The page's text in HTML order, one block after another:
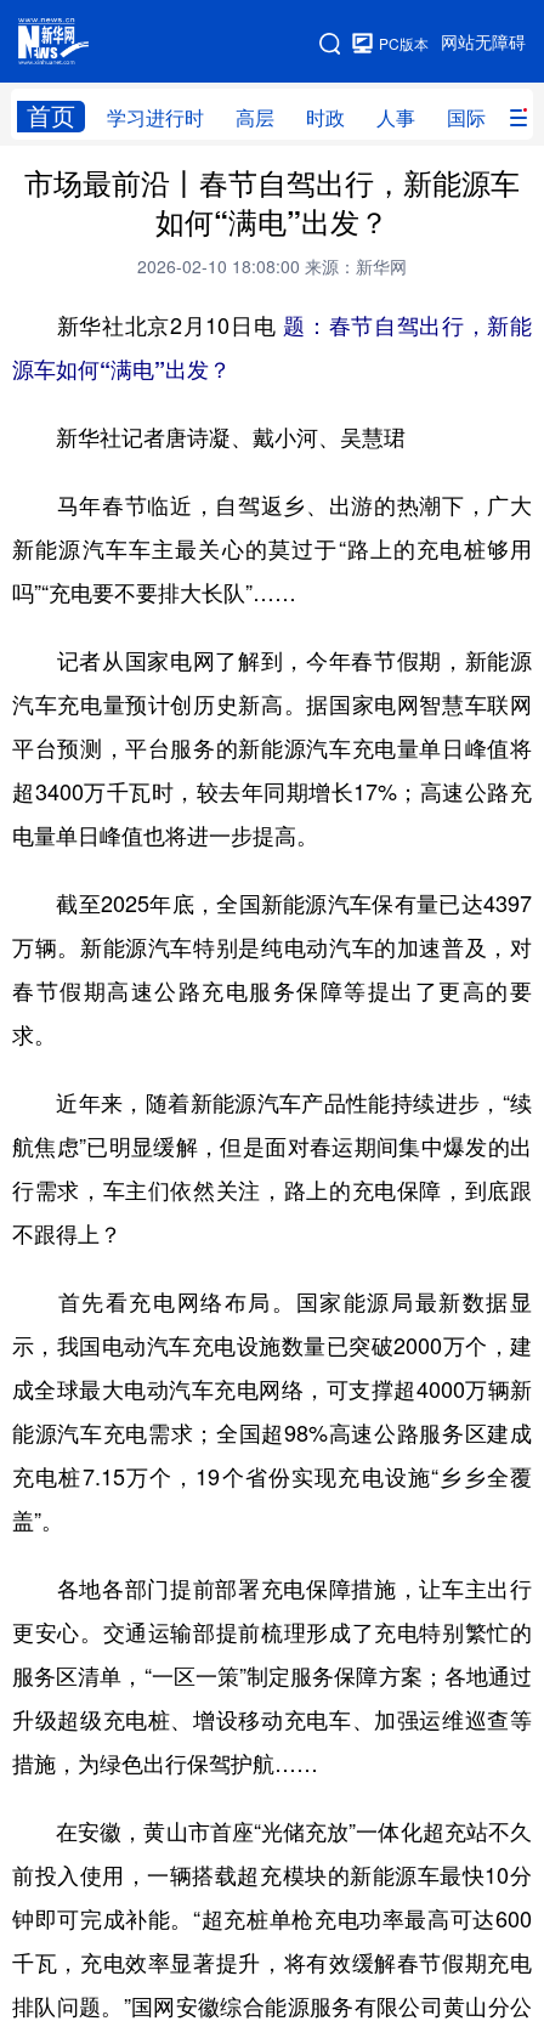
网站无障碍
PC版本
首页 学习进行时 高层 时政 人事 国际 财
网站地图
学习进行时 高层 时政 人事
财经 网评
科技 科创 量子 体育
文化
访谈 视频 图片
食品 人居 信息化 数字经济
学术中国 乡村振兴
彩票 娱乐 时尚 悦读
公益 一带一路 亚太网 上市公司
文化产业
北京 天津 河北 山西
辽宁 吉林 上海 江苏
山东 河南 湖北 湖南
广东 广西 海南 重庆
四川 贵州 云南 西藏
陕西
新疆 内蒙古 黑龙江
多语种频道
English Español Français عربى
Русский язык 日本語 한국어
市场最前沿丨春节自驾出行，新能源车
如何“满电”出发？
2026-02-10 18:08:00 来源：新华网
新华社北京2月10日电 题：春节自驾出行，新能
源车如何“满电”出发？
新华社记者唐诗凝、戴小河、吴慧珺
马年春节临近，自驾返乡、出游的热潮下，广大
新能源汽车车主最关心的莫过于“路上的充电桩够用
吗”“充电要不要排大长队”……
记者从国家电网了解到，今年春节假期，新能源
汽车充电量预计创历史新高。据国家电网智慧车联网
平台预测，平台服务的新能源汽车充电量单日峰值将
超3400万千瓦时，较去年同期增长17%；高速公路充
电量单日峰值也将进一步提高。
截至2025年底，全国新能源汽车保有量已达4397
万辆。新能源汽车特别是纯电动汽车的加速普及，对
春节假期高速公路充电服务保障等提出了更高的要
求。
近年来，随着新能源汽车产品性能持续进步，“续
航焦虑”已明显缓解，但是面对春运期间集中爆发的出
行需求，车主们依然关注，路上的充电保障，到底跟
不跟得上？
首先看充电网络布局。国家能源局最新数据显
示，我国电动汽车充电设施数量已突破2000万个，建
成全球最大电动汽车充电网络，可支撑超4000万辆新
能源汽车充电需求；全国超98%高速公路服务区建成
充电桩7.15万个，19个省份实现充电设施“乡乡全覆
盖”。
各地各部门提前部署充电保障措施，让车主出行
更安心。交通运输部提前梳理形成了充电特别繁忙的
服务区清单，“一区一策”制定服务保障方案；各地通过
升级超级充电桩、增设移动充电车、加强运维巡查等
措施，为绿色出行保驾护航……
在安徽，黄山市首座“光储充放”一体化超充站不久
前投入使用，一辆搭载超充模块的新能源车最快10分
钟即可完成补能。“超充桩单枪充电功率最高可达600
千瓦，充电效率显著提升，将有效缓解春节假期充电
排队问题。”国网安徽综合能源服务有限公司黄山分公